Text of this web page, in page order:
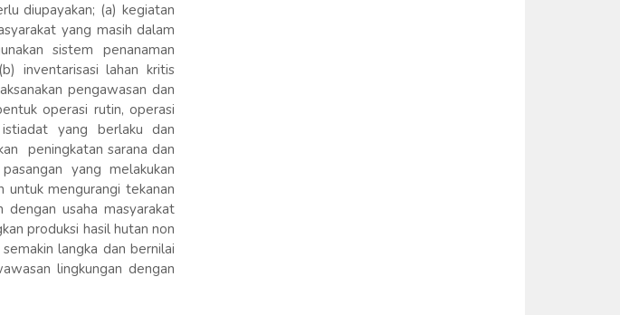
diupayakan; (a) kegiatan
yang masih dalam
sistem penanaman
inventarisasi lahan kritis
pengawasan dan
operasi rutin, operasi
yang berlaku dan
peningkatan sarana dan
yang melakukan
untuk mengurangi tekanan
usaha masyarakat
produksi hasil hutan non
langka dan bernilai
lingkungan dengan